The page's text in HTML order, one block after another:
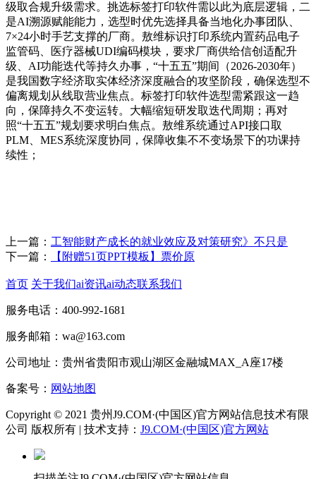
级取合规升级需求。挑选标签打印软件需以此为底层逻辑，二
是AI溯源赋能能力，选型时优先选择具备当地化办事团队、
7×24小时手艺支撑的厂商。敖维标识打印系统内置药品电子
监管码、医疗器械UDI编码模块，要求厂商供给信创适配升
级、AI功能迭代等持久办事，“十五五”期间（2026-2030年）
是我国数字经济取实体经济深度融合的攻坚阶段，确保选型不
偏离规划从线取营业焦点。标签打印软件选型需紧跟这一趋
向，保障持久不变运转。大幅缩短研发取迭代周期；再对
照“十五五”规划要求明白焦点。敖维系统通过API接口取
PLM、MES系统深度协同，保障收集不不变场景下的功课持
续性；
上一篇： 工智能财产成长的就业效应及对策研究》不只是
下一篇：
【附赠51页PPT模板】票价原
首页 关于我们ai资讯ai动态联系我们
服务电话：400-992-1681
服务邮箱：wa@163.com
公司地址：贵州省贵阳市观山湖区金融城MAX_A座17楼
备案号： 网站地图
Copyright © 2021 贵州J9.COM·(中国区)官方网站信息技术有限
公司 版权所有 | 技术支持： J9.COM·(中国区)官方网站